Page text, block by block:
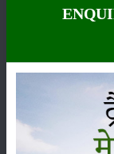
मक्के के खेत में बीजों को
बीजों की बढ़वार के
इसके लिए सर्वप्रथम बीजों
किलो बीज को
इसके उपरांत बीजों को